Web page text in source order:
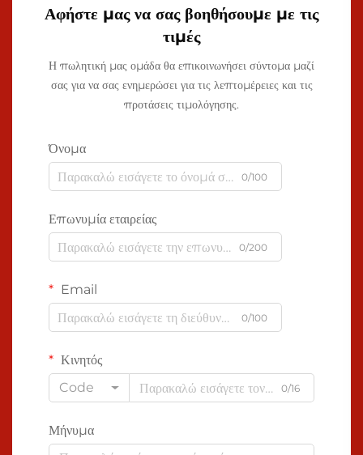
Αφήστε μας να σας βοηθήσουμε με τις
τιμές
Η πωλητική μας ομάδα θα επικοινωνήσει σύντομα μαζί
σας για να σας ενημερώσει για τις λεπτομέρειες και τις
προτάσεις τιμολόγησης.
Όνομα
0/100
Επωνυμία εταιρείας
0/200
Email
0/100
Κινητός
Code
0/16
Μήνυμα